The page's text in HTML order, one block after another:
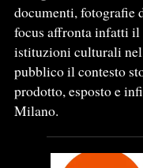
documenti, fotografie
focus affronta infatti
istituzioni culturali nel
pubblico il contesto
prodotto, esposto e
Milano.